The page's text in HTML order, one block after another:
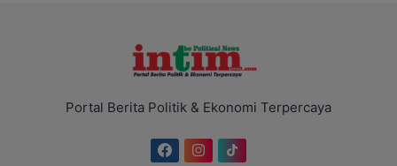
Portal Berita Politik & Ekonomi Terpercaya